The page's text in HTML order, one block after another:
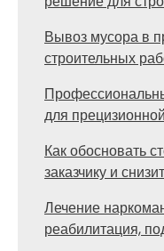
Вывоз мусора в
строительных
для
Как обосновать
заказчику и
Лечение
реабилитация,